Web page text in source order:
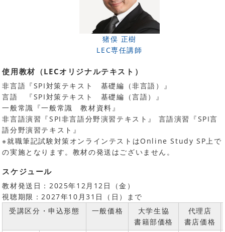
猪俣 正樹
LEC専任講師
使用教材（LECオリジナルテキスト）
非言語『SPI対策テキスト 基礎編（非言語）』
言語 『SPI対策テキスト 基礎編（言語）』
一般常識『一般常識 教材資料』
非言語演習『SPI非言語分野演習テキスト』 言語演習『SPI言
語分野演習テキスト』
※就職筆記試験対策オンラインテストはOnline Study SP上で
の実施となります。教材の発送はございません。
スケジュール
教材発送日：2025年12月12日（金）
視聴期限：2027年10月31日（日）まで
受講区分・申込形態
一般価格
大学生協
書籍部価格
代理店
書店価格